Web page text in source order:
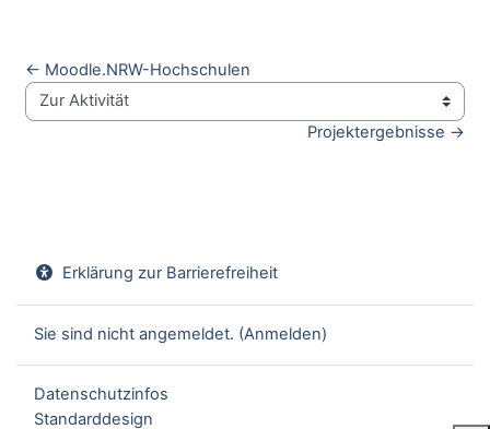
← Moodle.NRW-Hochschulen
Zur Aktivität
Projektergebnisse →
Erklärung zur Barrierefreiheit
Sie sind nicht angemeldet. (Anmelden)
Datenschutzinfos
Standarddesign